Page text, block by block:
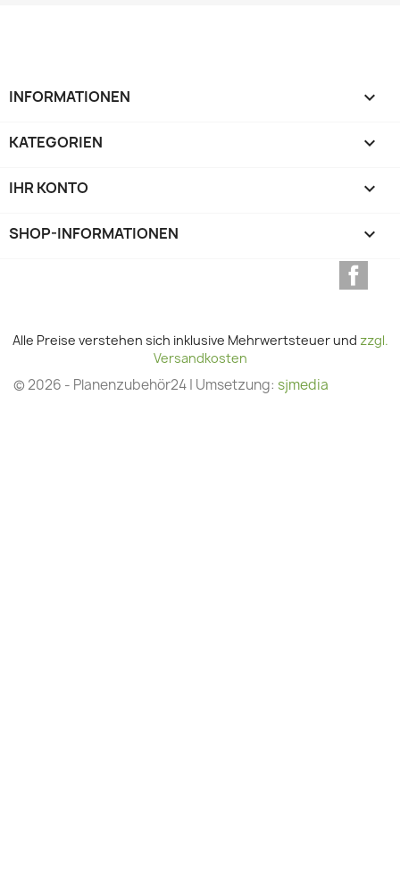
INFORMATIONEN 
KATEGORIEN 
IHR KONTO 
SHOP-INFORMATIONEN keyboard_arrow_down
Alle Preise verstehen sich inklusive Mehrwertsteuer und zzgl.
Versandkosten
© 2026 - Planenzubehör24 | Umsetzung: sjmedia